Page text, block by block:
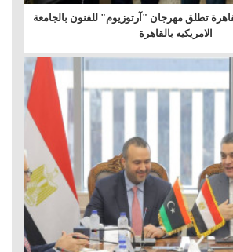
تطلق مهرجان "آرتوزيوم" للفنون بالجامعة
الامريكيه بالقاهرة